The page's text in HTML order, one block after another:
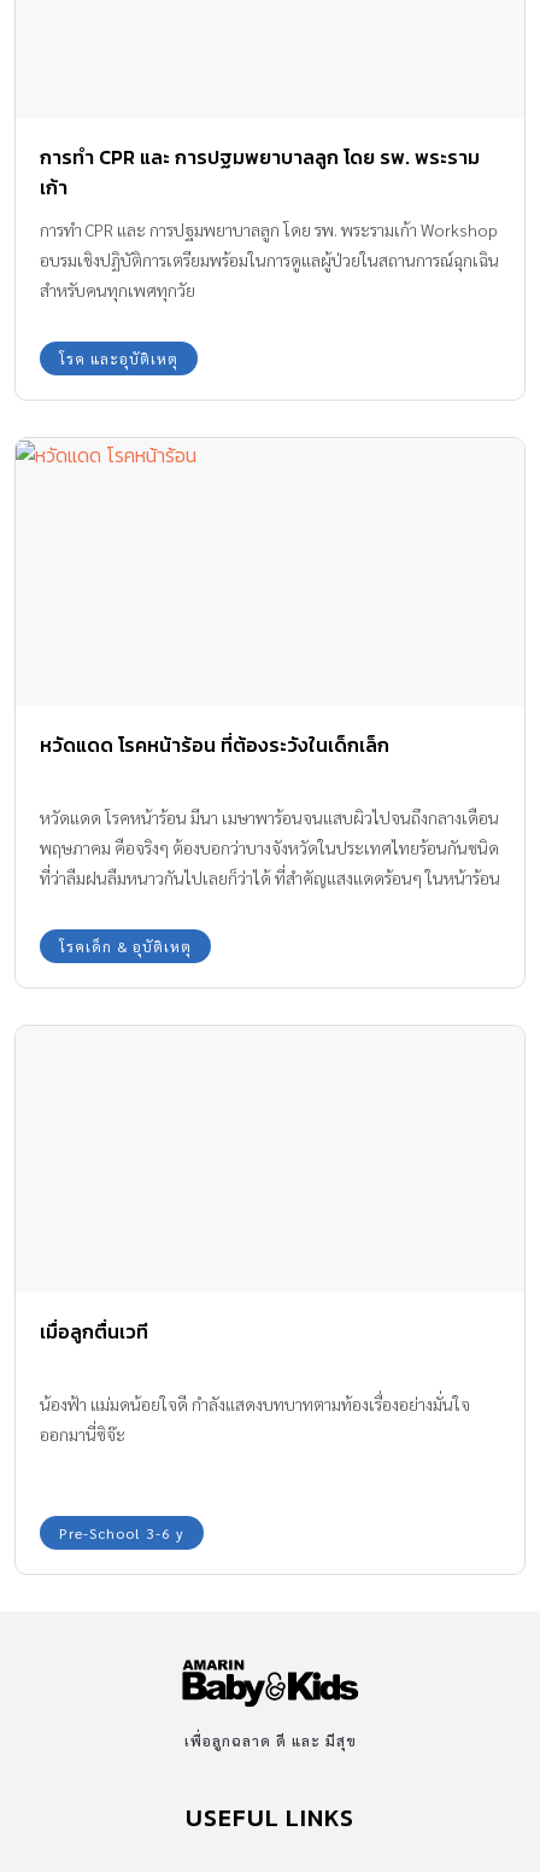
การทำ CPR และ การปฐมพยาบาลลูก โดย รพ. พระราม
เก้า
การทำ CPR และ การปฐมพยาบาลลูก โดย รพ. พระรามเก้า Workshop
อบรมเชิงปฏิบัติการเตรียมพร้อมในการดูแลผู้ป่วยในสถานการณ์ฉุกเฉิน
สำหรับคนทุกเพศทุกวัย
โรค และอุบัติเหตุ
หวัดแดด โรคหน้าร้อน ที่ต้องระวังในเด็กเล็ก
หวัดแดด โรคหน้าร้อน มีนา เมษาพาร้อนจนแสบผิวไปจนถึงกลางเดือน
พฤษภาคม คือจริงๆ ต้องบอกว่าบางจังหวัดในประเทศไทยร้อนกันชนิด
ที่ว่าลืมฝนลืมหนาวกันไปเลยก็ว่าได้ ที่สำคัญแสงแดดร้อนๆ ในหน้าร้อน
ทีมงาน Amarin Baby & Kids มีข้อมูล “หวัดแดด โรคหน้าร้อน” มาให้
ทราบกันค่ะ
โรคเด็ก & อุบัติเหตุ
เมื่อลูกตื่นเวที
น้องฟ้า แม่มดน้อยใจดี กำลังแสดงบทบาทตามท้องเรื่องอย่างมั่นใจ
ออกมานี่ซิจ๊ะ
Pre-School 3-6 y
เพื่อลูกฉลาด ดี และ มีสุข
USEFUL LINKS